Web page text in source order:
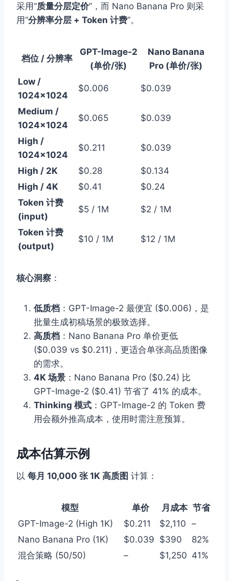
采用“质量分层定价”，而 Nano Banana Pro 则采
用“分辨率分层 + Token 计费”。
档位 / 分辨率
GPT-Image-2
(单价/张)
Nano Banana
Pro (单价/张)
Low /
1024×1024
$0.006 $0.039
Medium /
1024×1024
$0.065 $0.039
High /
1024×1024
$0.211 $0.039
High / 2K $0.28
$0.134
High / 4K
$0.41
$0.24
Token 计费
(input)
$5 / 1M $2 / 1M
Token 计费
(output)
$10 / 1M $12 / 1M
核心洞察 ：
低质档 ：GPT-Image-2 最便宜 ($0.006)，是
批量生成初稿场景的极致选择。
高质档 ：Nano Banana Pro 单价更低
($0.039 vs $0.211)，更适合单张高品质图像
的需求。
4K 场景 ：Nano Banana Pro ($0.24) 比
GPT-Image-2 ($0.41) 节省了 41% 的成本。
Thinking 模式 ：GPT-Image-2 的 Token 费
用会额外推高成本，使用时需注意预算。
成本估算示例
以 每月 10,000 张 1K 高质图 计算：
模型 单价 月成本 节省
GPT-Image-2 (High 1K)
$0.211 $2,110 –
Nano Banana Pro (1K)
$0.039 $390
82%
混合策略 (50/50)
– $1,250 41%